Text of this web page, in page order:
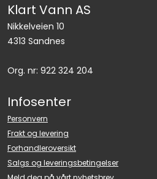
Klart Vann AS
Nikkelveien 10
4313 Sandnes
Org. nr: 922 324 204
Infosenter
Personvern
Frakt og levering
Forhandleroversikt
Salgs og leveringsbetingelser
LAGERSALG
Marked
Aktuelt
Om oss
Kontakt